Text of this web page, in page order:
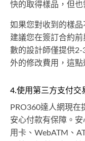
快的取得樣品，但也
如果您對收到的樣
建議您在簽訂合約
數的設計師僅提供2-
外的修改費用，這點
4.使用第三方支付交
PRO360達人網現
安心付款有保障。
用卡、WebATM、